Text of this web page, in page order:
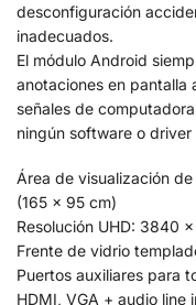
desconfiguración
inadecuados.
El módulo Android
anotaciones en pantalla
señales de
ningún software o driver
Área de visualización
(165 x 95 cm)
Resolución UHD: 3840
Frente de vidrio
Puertos auxiliares para
HDMI, VGA + audio line